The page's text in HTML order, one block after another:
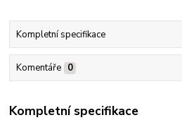
Kompletní specifikace
Komentáře 0
Kompletní specifikace